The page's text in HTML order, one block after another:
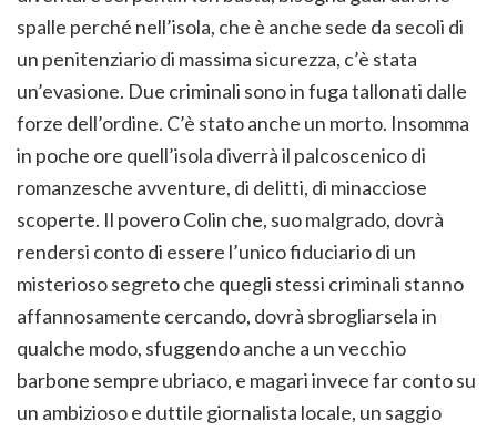
spalle perché nell’isola, che è anche sede da secoli di
un penitenziario di massima sicurezza, c’è stata
un’evasione. Due criminali sono in fuga tallonati dalle
forze dell’ordine. C’è stato anche un morto. Insomma
in poche ore quell’isola diverrà il palcoscenico di
romanzesche avventure, di delitti, di minacciose
scoperte. Il povero Colin che, suo malgrado, dovrà
rendersi conto di essere l’unico fiduciario di un
misterioso segreto che quegli stessi criminali stanno
affannosamente cercando, dovrà sbrogliarsela in
qualche modo, sfuggendo anche a un vecchio
barbone sempre ubriaco, e magari invece far conto su
un ambizioso e duttile giornalista locale, un saggio